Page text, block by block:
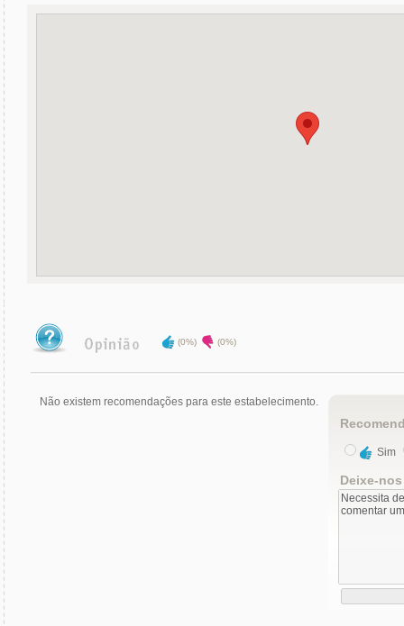
(0%) (0%)
Não existem recomendações para este estabelecimento.
Sim
Deixe-